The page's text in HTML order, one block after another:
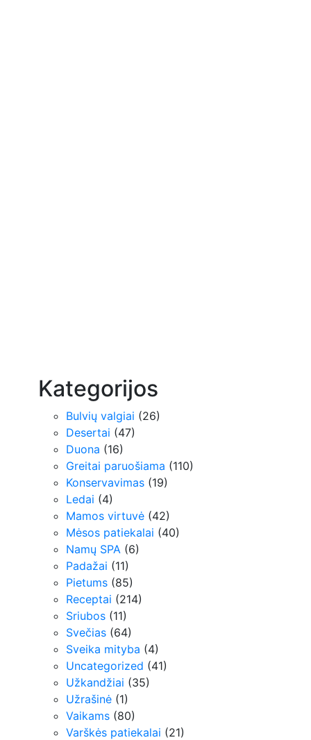
Kategorijos
Bulvių valgiai (26)
Desertai (47)
Duona (16)
Greitai paruošiama (110)
Konservavimas (19)
Ledai (4)
Mamos virtuvė (42)
Mėsos patiekalai (40)
Namų SPA (6)
Padažai (11)
Pietums (85)
Receptai (214)
Sriubos (11)
Svečias (64)
Sveika mityba (4)
Uncategorized (41)
Užkandžiai (35)
Užrašinė (1)
Vaikams (80)
Varškės patiekalai (21)